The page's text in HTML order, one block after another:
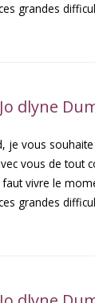
grandes
dlyne
je vous
vous de tout
vivre le
grandes